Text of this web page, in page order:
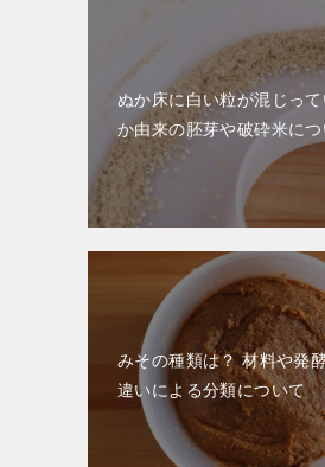
ぬか床に白い粒が混じっ
か由来の胚芽や破砕米につ
みその種類は？ 材料や発
違いによる分類について